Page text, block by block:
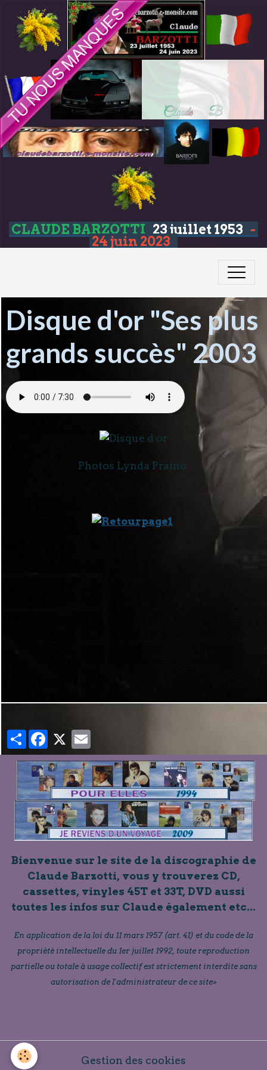
CLAUDE BARZOTTI 23 juillet 1953 -
24 juin 2023
Disque d'or "Ses plus
grands succès" 2003
Photos Lynda Praino
PartagerFacebook
X
Bienvenue sur le site de la discographie de
Claude Barzotti, vous y trouverez CD,
cassettes, vinyles 45T et 33T, DVD aussi
toutes les infos sur Claude également etc...
En application de la loi du 11 mars 1957 (art. 41) et du code de la
propriété intellectuelle du 1er juillet 1992, toute reproduction
partielle ou totale à usage collectif est strictement interdite sans
autorisation de l'administrateur de ce site»
Gestion des cookies